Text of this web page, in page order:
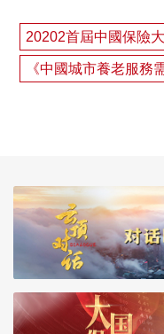
20202首屆中國保險
《中國城市養老服務